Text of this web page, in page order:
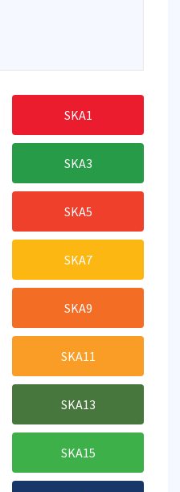
SKA1
SKA3
SKA5
SKA7
SKA9
SKA11
SKA13
SKA15